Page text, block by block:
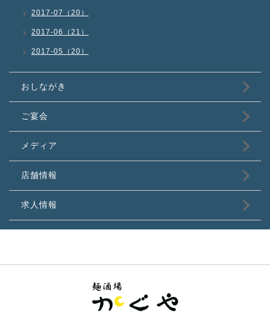
2017-07（20）
2017-06（21）
2017-05（20）
おしながき
ご宴会
メディア
店舗情報
求人情報